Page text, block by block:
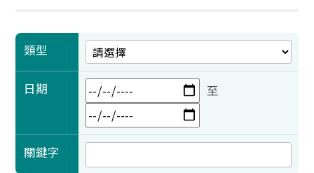
類型
日期 至
關鍵字